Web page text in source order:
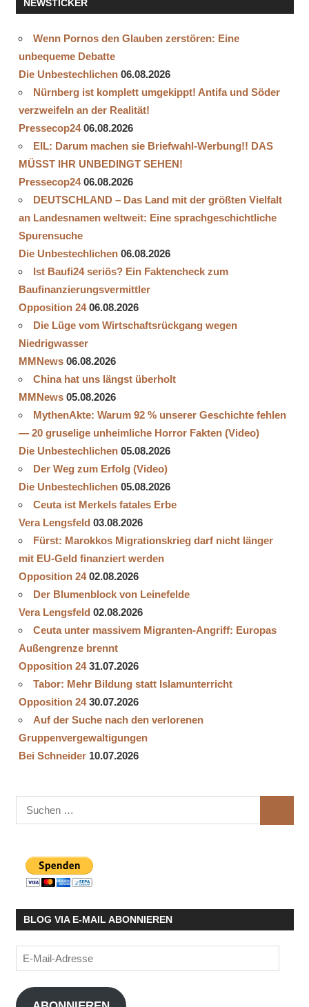
NEWSTICKER
Wenn Pornos den Glauben zerstören: Eine
unbequeme Debatte
Die Unbestechlichen 06.08.2026
Nürnberg ist komplett umgekippt! Antifa und Söder
verzweifeln an der Realität!
Pressecop24 06.08.2026
EIL: Darum machen sie Briefwahl-Werbung!! DAS
MÜSST IHR UNBEDINGT SEHEN!
Pressecop24 06.08.2026
DEUTSCHLAND – Das Land mit der größten Vielfalt
an Landesnamen weltweit: Eine sprachgeschichtliche
Spurensuche
Die Unbestechlichen 06.08.2026
Ist Baufi24 seriös? Ein Faktencheck zum
Baufinanzierungsvermittler
Opposition 24 06.08.2026
Die Lüge vom Wirtschaftsrückgang wegen
Niedrigwasser
MMNews 06.08.2026
China hat uns längst überholt
MMNews 05.08.2026
MythenAkte: Warum 92 % unserer Geschichte fehlen
— 20 gruselige unheimliche Horror Fakten (Video)
Die Unbestechlichen 05.08.2026
Der Weg zum Erfolg (Video)
Die Unbestechlichen 05.08.2026
Ceuta ist Merkels fatales Erbe
Vera Lengsfeld 03.08.2026
Fürst: Marokkos Migrationskrieg darf nicht länger
mit EU-Geld finanziert werden
Opposition 24 02.08.2026
Der Blumenblock von Leinefelde
Vera Lengsfeld 02.08.2026
Ceuta unter massivem Migranten-Angriff: Europas
Außengrenze brennt
Opposition 24 31.07.2026
Tabor: Mehr Bildung statt Islamunterricht
Opposition 24 30.07.2026
Auf der Suche nach den verlorenen
Gruppenvergewaltigungen
Bei Schneider 10.07.2026
Suchen
nach:
BLOG VIA E-MAIL ABONNIEREN
E-
Mail-
Adresse